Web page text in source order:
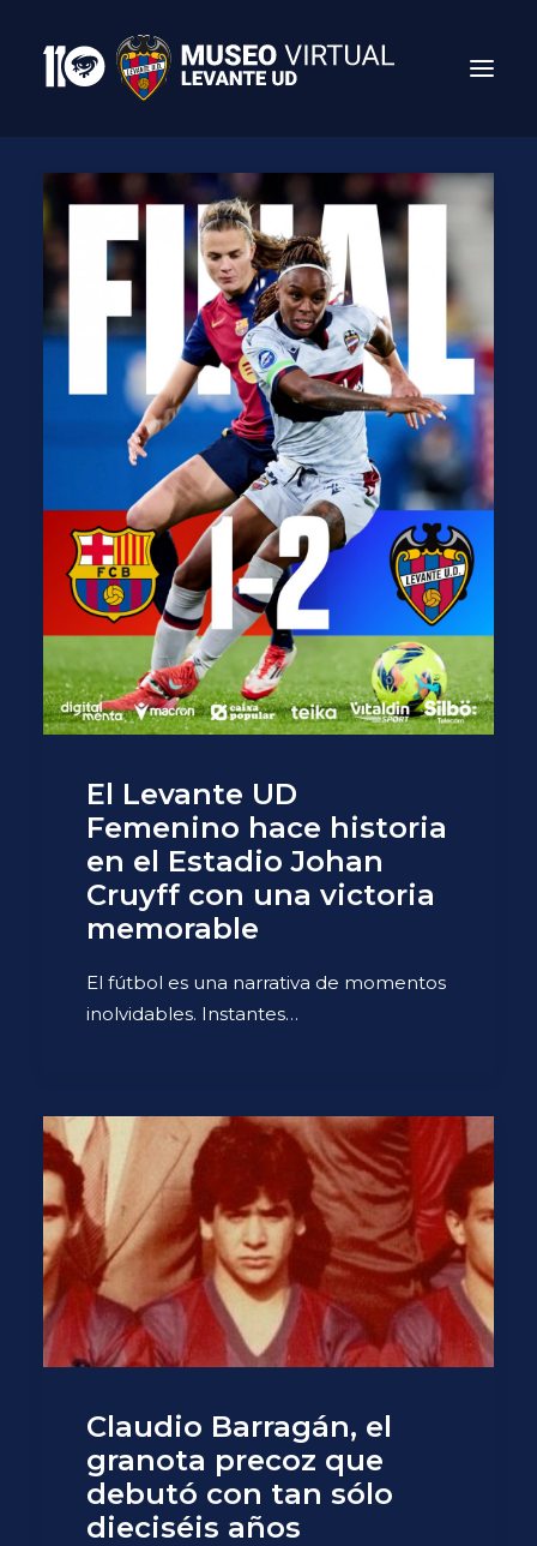
Search
El Levante UD
Femenino hace historia
en el Estadio Johan
Cruyff con una victoria
memorable
El fútbol es una narrativa de momentos
inolvidables. Instantes…
Claudio Barragán, el
granota precoz que
debutó con tan sólo
dieciséis años